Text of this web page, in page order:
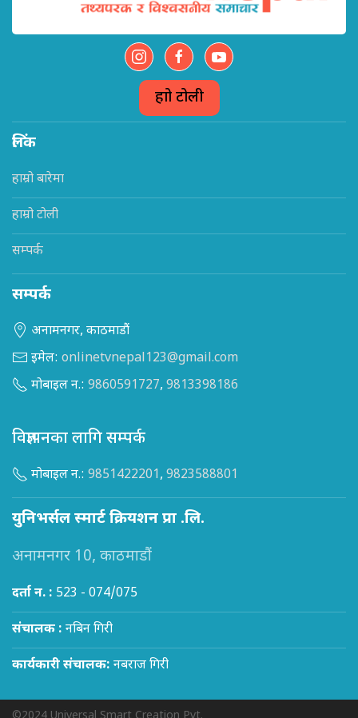
हाम्रो टोली
लिंक
हाम्रो बारेमा
हाम्रो टोली
सम्पर्क
सम्पर्क
अनामनगर, काठमाडौं
इमेल: onlinetvnepal123@gmail.com
मोबाइल न.: 9860591727, 9813398186
विज्ञापनका लागि सम्पर्क
मोबाइल न.: 9851422201, 9823588801
युनिभर्सल स्मार्ट क्रियशन प्रा .लि.
अनामनगर 10, काठमाडौं
दर्ता न. : 523 - 074/075
संचालक : नबिन गिरी
कार्यकारी संचालक: नबराज गिरी